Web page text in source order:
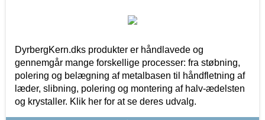
DyrbergKern.dks produkter er håndlavede og
gennemgår mange forskellige processer: fra støbning,
polering og belægning af metalbasen til håndfletning af
læder, slibning, polering og montering af halv-ædelsten
og krystaller. Klik her for at se deres udvalg.